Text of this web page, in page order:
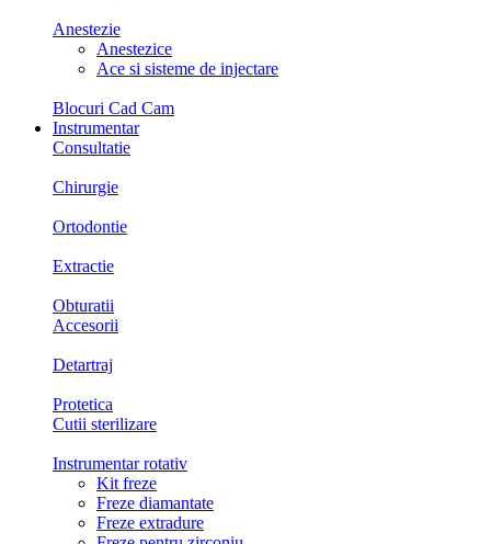
Anestezie
Anestezice
Ace si sisteme de injectare
Blocuri Cad Cam
Instrumentar
Consultatie
Chirurgie
Ortodontie
Extractie
Obturatii
Accesorii
Detartraj
Protetica
Cutii sterilizare
Instrumentar rotativ
Kit freze
Freze diamantate
Freze extradure